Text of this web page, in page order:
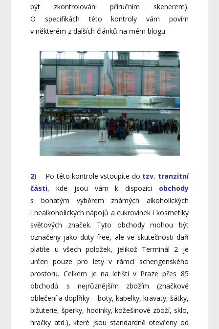
být zkontrolováni příručním skenerem).
O specifikách této kontroly vám povím
v některém z dalších článků na mém blogu.
2) Po této kontrole vstoupíte do tzv. tranzitní
části, kde jsou vám k dispozici obchody
s bohatým výběrem známých alkoholických
i nealkoholických nápojů a cukrovinek i kosmetiky
světových značek. Tyto obchody mohou být
označeny jako duty free, ale ve skutečnosti daň
platíte u všech položek, jelikož Terminál 2 je
určen pouze pro lety v rámci schengenského
prostoru. Celkem je na letišti v Praze přes 85
obchodů s nejrůznějším zbožím (značkové
oblečení a doplňky – boty, kabelky, kravaty, šátky,
bižuterie, šperky, hodinky, kožešinové zboží, sklo,
hračky atd.), které jsou standardně otevřeny od